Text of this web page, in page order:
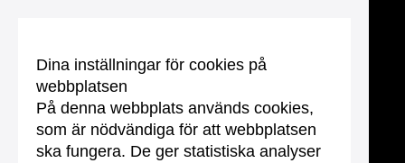
Dina inställningar för cookies på
webbplatsen
På denna webbplats används cookies,
som är nödvändiga för att webbplatsen
ska fungera. De ger statistiska analyser